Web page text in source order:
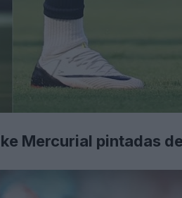
Mercurial pintadas